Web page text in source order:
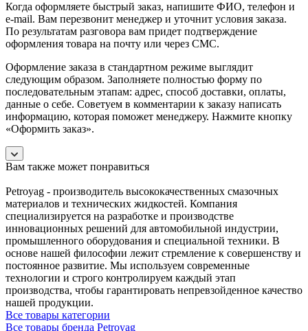
Когда оформляете быстрый заказ, напишите ФИО, телефон и
e-mail. Вам перезвонит менеджер и уточнит условия заказа.
По результатам разговора вам придет подтверждение
оформления товара на почту или через СМС.
Оформление заказа в стандартном режиме выглядит
следующим образом. Заполняете полностью форму по
последовательным этапам: адрес, способ доставки, оплаты,
данные о себе. Советуем в комментарии к заказу написать
информацию, которая поможет менеджеру. Нажмите кнопку
«Оформить заказ».
Вам также может понравиться
Petroyag - производитель высококачественных смазочных
материалов и технических жидкостей. Компания
специализируется на разработке и производстве
инновационных решений для автомобильной индустрии,
промышленного оборудования и специальной техники. В
основе нашей философии лежит стремление к совершенству и
постоянное развитие. Мы используем современные
технологии и строго контролируем каждый этап
производства, чтобы гарантировать непревзойденное качество
нашей продукции.
Все товары категории
Все товары бренда Petroyag